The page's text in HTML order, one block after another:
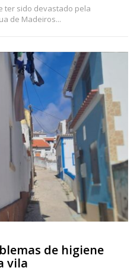
ter sido devastado pela
de Madeiros...
de higiene
vila